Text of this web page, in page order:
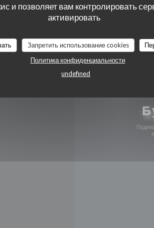
и позволяет вам контролировать
активировать
Запретить использование cookies
Политика конфиденциальности
undefined
Facebook